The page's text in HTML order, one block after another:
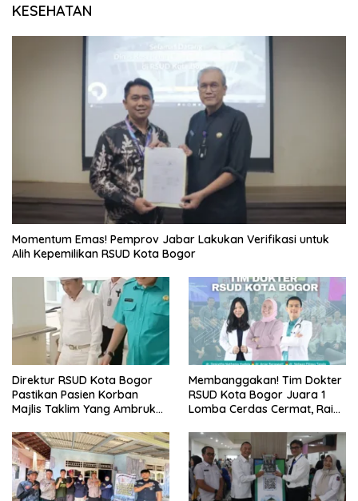
KESEHATAN
Momentum Emas! Pemprov Jabar Lakukan Verifikasi untuk
Alih Kepemilikan RSUD Kota Bogor
Direktur RSUD Kota Bogor
Pastikan Pasien Korban
Majlis Taklim Yang Ambruk
Perawatan Maksimal
Membanggakan! Tim Dokter
RSUD Kota Bogor Juara 1
Lomba Cerdas Cermat, Raih
Se-Bogor